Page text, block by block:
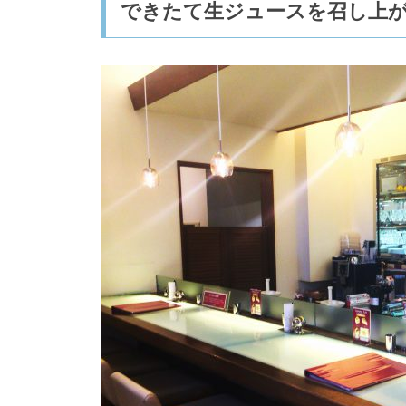
できたて生ジュースを召し上